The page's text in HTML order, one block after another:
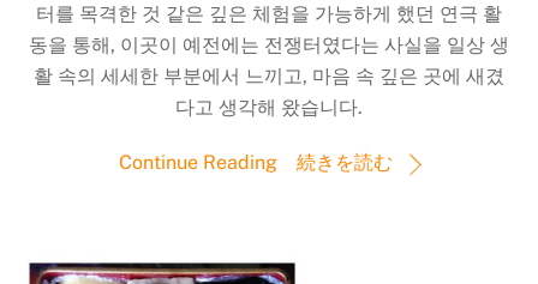
터를 목격한 것 같은 깊은 체험을 가능하게 했던 연극 활
동을 통해, 이곳이 예전에는 전쟁터였다는 사실을 일상 생
활 속의 세세한 부분에서 느끼고, 마음 속 깊은 곳에 새겼
다고 생각해 왔습니다.
Continue Reading 続きを読む